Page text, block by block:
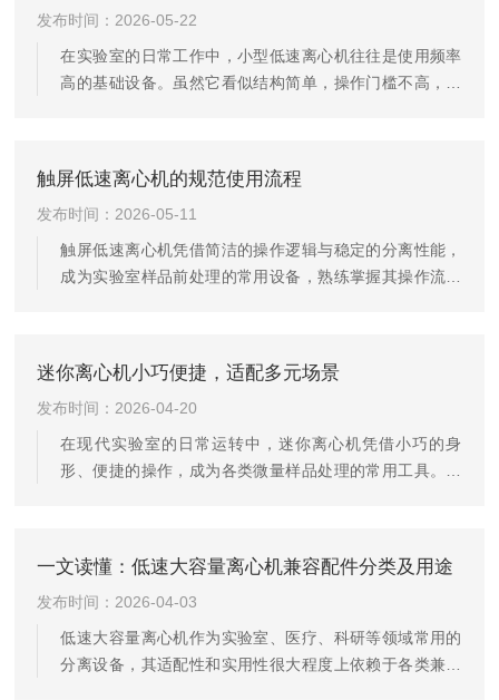
围绕“小型化”与“稳定性”平衡打造。机身多采用硬质塑料材
质，整体重量轻便，便于台面放置或移动，占用空间少，
适配狭小实验区域。核心驱动部件为高速电机，运行时通
发布时间：2026-05-22
在实验室的日常工作中，小型低速离心机往往是使用频率
高的基础设备。虽然它看似结构简单，操作门槛不高，但
延长仪器的使用寿命，我们需要深入理解其背后的操作逻
辑与维护规范。小型低速离心机的核心工作原理是利用离
心力分离混合液中的物质，而这一过程对平衡有着高的要
求。在放入样品前，首要任务是确保离心机放置在坚实、
触屏低速离心机的规范使用流程
发布时间：2026-05-11
触屏低速离心机凭借简洁的操作逻辑与稳定的分离性能，
成为实验室样品前处理的常用设备，熟练掌握其操作流程
分准备，是设备平稳运行与实验安全的基础，需从环境、
设备、样品三方面逐一落实。1.环境摆放需将设备置于坚
固水平的台面，四周预留足够散热空间，远离热源、水源
与强电磁干扰，确保机身四脚均衡受力，避免运行时产生
迷你离心机小巧便捷，适配多元场景
发布时间：2026-04-20
在现代实验室的日常运转中，迷你离心机凭借小巧的身
形、便捷的操作，成为各类微量样品处理的常用工具。它
验流程的顺畅推进，成为科研人员身边的得力帮手。迷你
离心机的核心优势，在于“小而精”的设计理念，既兼顾了便
携性，又能满足基础实验的核心需求。其小巧的体积的设
计，让它具备了诸多实用特质，具体可分为以下几点。一
一文读懂：低速大容量离心机兼容配件分类及用途
发布时间：2026-04-03
低速大容量离心机作为实验室、医疗、科研等领域常用的
分离设备，其适配性和实用性很大程度上依赖于各类兼容